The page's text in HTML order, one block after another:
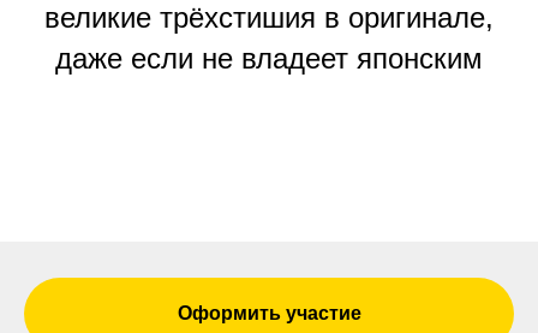
великие трёхстишия в оригинале,
даже если не владеет японским
Оформить участие